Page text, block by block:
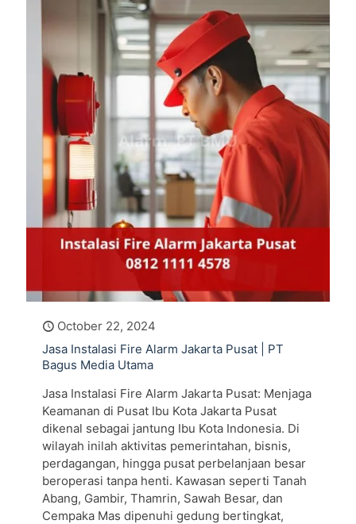
October 22, 2024
Jasa Instalasi Fire Alarm Jakarta Pusat | PT
Bagus Media Utama
Jasa Instalasi Fire Alarm Jakarta Pusat: Menjaga
Keamanan di Pusat Ibu Kota Jakarta Pusat
dikenal sebagai jantung Ibu Kota Indonesia. Di
wilayah inilah aktivitas pemerintahan, bisnis,
perdagangan, hingga pusat perbelanjaan besar
beroperasi tanpa henti. Kawasan seperti Tanah
Abang, Gambir, Thamrin, Sawah Besar, dan
Cempaka Mas dipenuhi gedung bertingkat,